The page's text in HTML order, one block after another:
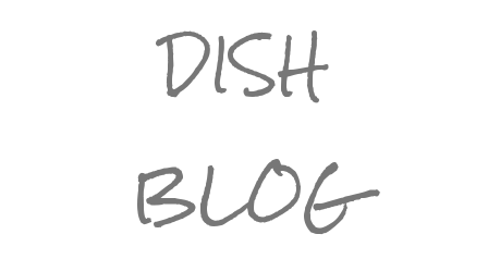
DISH
BLOG